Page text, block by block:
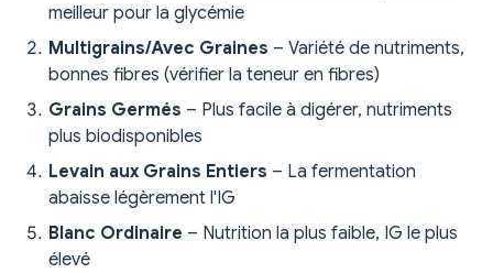
meilleur pour la glycémie
Multigrains/Avec Graines – Variété de nutriments,
bonnes fibres (vérifier la teneur en fibres)
Grains Germés – Plus facile à digérer, nutriments
plus biodisponibles
Levain aux Grains Entiers – La fermentation
abaisse légèrement l'IG
Blanc Ordinaire – Nutrition la plus faible, IG le plus
élevé